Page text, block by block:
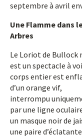
septembre à avril
Une Flamme dans
Arbres
Le Loriot de Bullock
est un spectacle à
corps entier est
d’un orange vif,
interrompu
par une ligne
un masque noir de
une paire